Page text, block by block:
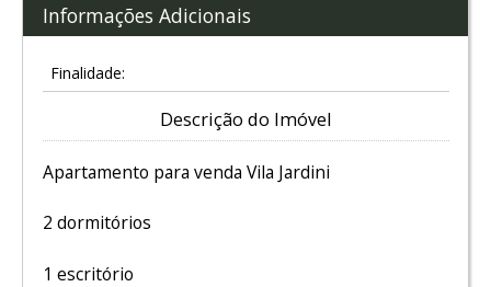
Informações Adicionais
Finalidade:
Descrição do Imóvel
Apartamento para venda Vila Jardini
2 dormitórios
1 escritório